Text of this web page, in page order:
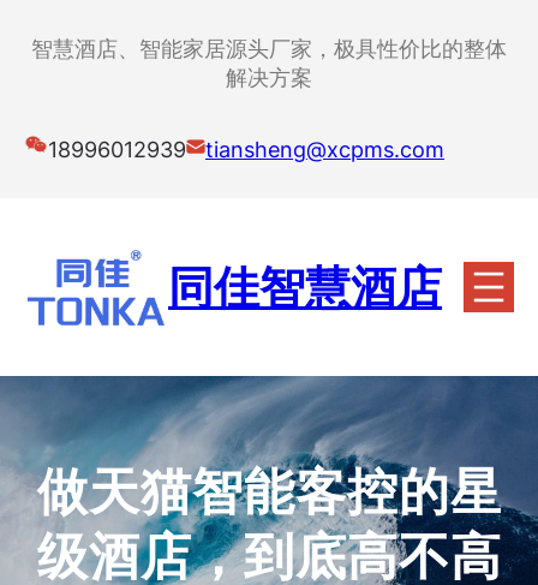
智慧酒店、智能家居源头厂家，极具性价比的整体
解决方案
18996012939 tiansheng@xcpms.com
同佳智慧酒店
做天猫智能客控的星
级酒店，到底高不高